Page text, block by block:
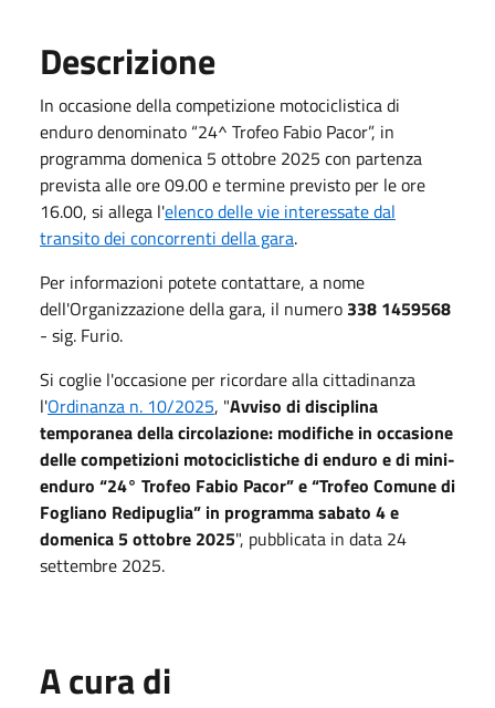
Descrizione
In occasione della competizione motociclistica di
enduro denominato “24^ Trofeo Fabio Pacor”, in
programma domenica 5 ottobre 2025 con partenza
prevista alle ore 09.00 e termine previsto per le ore
16.00, si allega l'elenco delle vie interessate dal
transito dei concorrenti della gara.
Per informazioni potete contattare, a nome
dell'Organizzazione della gara, il numero 338 1459568
- sig. Furio.
Si coglie l'occasione per ricordare alla cittadinanza
l'Ordinanza n. 10/2025, "Avviso di disciplina
temporanea della circolazione: modifiche in occasione
delle competizioni motociclistiche di enduro e di mini-
enduro “24° Trofeo Fabio Pacor” e “Trofeo Comune di
Fogliano Redipuglia” in programma sabato 4 e
domenica 5 ottobre 2025", pubblicata in data 24
settembre 2025.
A cura di